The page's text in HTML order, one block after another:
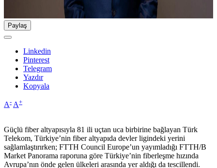
Paylaş
Linkedin
Pinterest
Telegram
Yazdır
Kopyala
A- A+
Güçlü fiber altyapısıyla 81 ili uçtan uca birbirine bağlayan Türk
Telekom, Türkiye’nin fiber altyapıda devler ligindeki yerini
sağlamlaştırırken; FTTH Council Europe’un yayımladığı FTTH/B
Market Panorama raporuna göre Türkiye’nin fiberleşme hızında
Avrupa’nın önde gelen ülkeleri arasında yer aldığı da tescillendi.